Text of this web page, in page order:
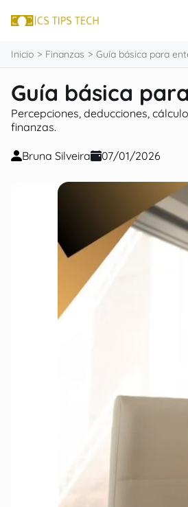
Inicio Finanzas Guía básica para
Guía básica
Percepciones, deducciones,
finanzas.
Bruna Silveira 07/01/2026